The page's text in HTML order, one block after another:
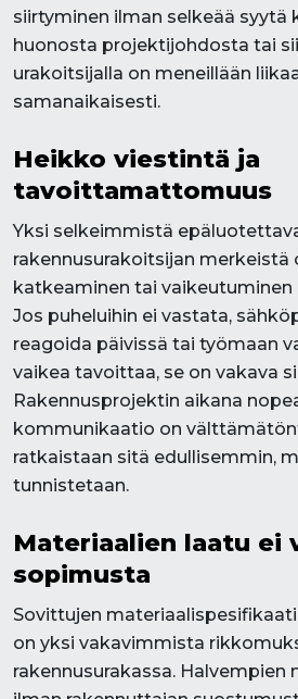
siirtyminen ilman selkeää syytä
huonosta projektijohdosta tai
urakoitsijalla on meneillään
samanaikaisesti.
Heikko viestintä ja
tavoittamattomuus
Yksi selkeimmistä
rakennusurakoitsijan merkeistä
katkeaminen tai vaikeutuminen
Jos puheluihin ei vastata,
reagoida päivissä tai työmaan
vaikea tavoittaa, se on vakava
Rakennusprojektin aikana
kommunikaatio on
ratkaistaan sitä edullisemmin,
tunnistetaan.
Materiaalien laatu ei
sopimusta
Sovittujen
on yksi vakavimmista
rakennusurakassa.